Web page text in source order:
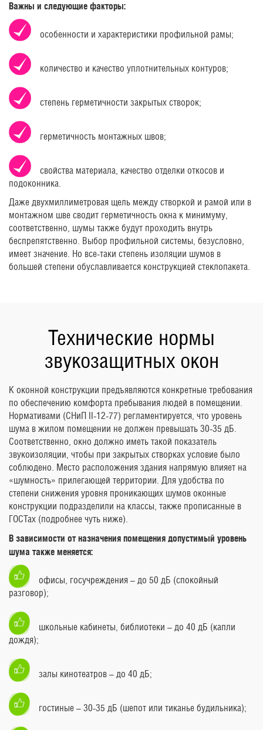
Важны и следующие факторы:
особенности и характеристики профильной рамы;
количество и качество уплотнительных контуров;
степень герметичности закрытых створок;
герметичность монтажных швов;
свойства материала, качество отделки откосов и
подоконника.
Даже двухмиллиметровая щель между створкой и рамой или в
монтажном шве сводит герметичность окна к минимуму,
соответственно, шумы также будут проходить внутрь
беспрепятственно. Выбор профильной системы, безусловно,
имеет значение. Но все-таки степень изоляции шумов в
большей степени обуславливается конструкцией стеклопакета.
Технические нормы
звукозащитных окон
К оконной конструкции предъявляются конкретные требования
по обеспечению комфорта пребывания людей в помещении.
Нормативами (СНиП II-12-77) регламентируется, что уровень
шума в жилом помещении не должен превышать 30-35 дБ.
Соответственно, окно должно иметь такой показатель
звукоизоляции, чтобы при закрытых створках условие было
соблюдено. Место расположения здания напрямую влияет на
«шумность» прилегающей территории. Для удобства по
степени снижения уровня проникающих шумов оконные
конструкции подразделили на классы, также прописанные в
ГОСТах (подробнее чуть ниже).
В зависимости от назначения помещения допустимый уровень
шума также меняется:
офисы, госучреждения – до 50 дБ (спокойный
разговор);
школьные кабинеты, библиотеки – до 40 дБ (капли
дождя);
залы кинотеатров – до 40 дБ;
гостиные – 30-35 дБ (шепот или тиканье будильника);